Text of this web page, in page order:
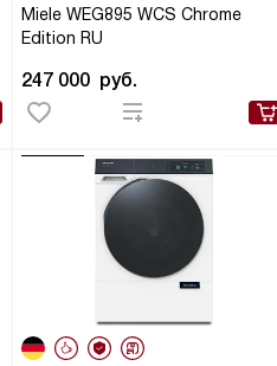
Miele WEG895 WCS Chrome
Edition RU
247 000 руб.